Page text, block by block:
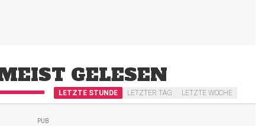
GELESEN
LETZTE STUNDE LETZTER TAG LETZTE WOCHE